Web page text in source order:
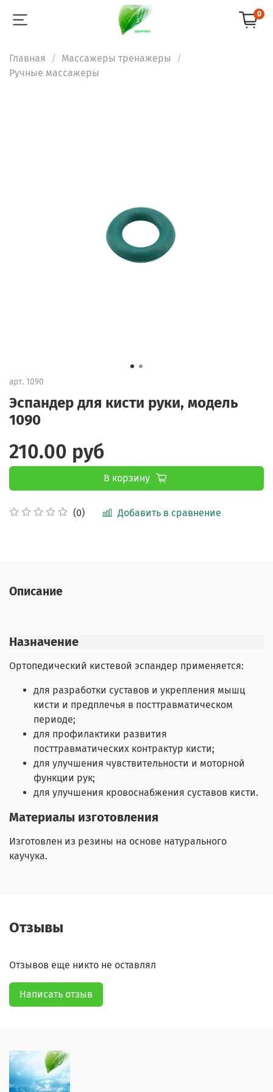
0
Главная
Массажеры тренажеры
Ручные массажеры
арт. 1090
Эспандер для кисти руки, модель
1090
(0) Добавить в сравнение
210.00 руб
В корзину
Описание
Назначение
Ортопедический кистевой эспандер применяется:
для разработки суставов и укрепления мышц
кисти и предплечья в посттравматическом
периоде;
для профилактики развития
посттравматических контрактур кисти;
для улучшения чувствительности и моторной
функции рук;
для улучшения кровоснабжения суставов кисти.
Материалы изготовления
Изготовлен из резины на основе натурального
каучука.
Отзывы
Отзывов еще никто не оставлял
Написать отзыв